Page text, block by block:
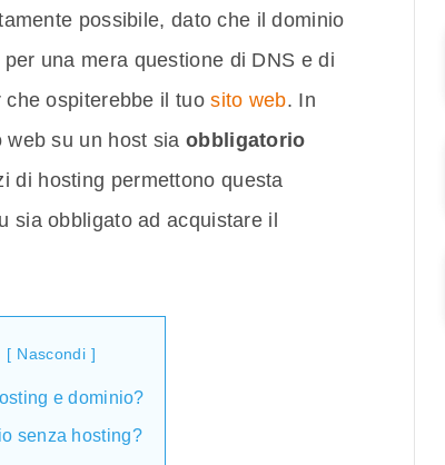
possibile, dato che il dominio
una mera questione di DNS e di
che ospiterebbe il tuosito web. In
su un host sia obbligatorio
di hosting permettono questa
sia obbligato ad acquistare il
Nascondi
e dominio?
senza hosting?